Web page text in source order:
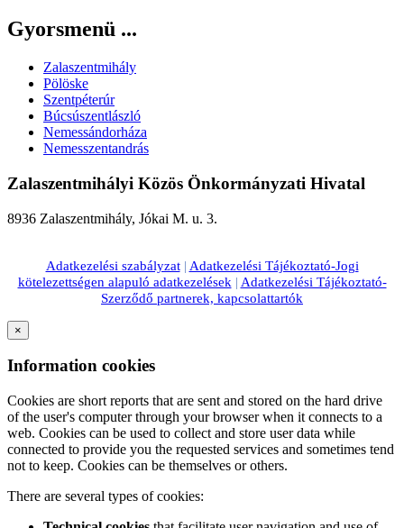
Gyorsmenü ...
Zalaszentmihály
Pölöske
Szentpéterúr
Búcsúszentlászló
Nemessándorháza
Nemesszentandrás
Zalaszentmihályi Közös Önkormányzati Hivatal
8936 Zalaszentmihály, Jókai M. u. 3.
Adatkezelési szabályzat| Adatkezelési Tájékoztató-Jogi
kötelezettségen alapuló adatkezelések | Adatkezelési Tájékoztató-
Szerződő partnerek, kapcsolattartók
×
Information cookies
Cookies are short reports that are sent and stored on the hard drive
of the user's computer through your browser when it connects to a
web. Cookies can be used to collect and store user data while
connected to provide you the requested services and sometimes tend
not to keep. Cookies can be themselves or others.
There are several types of cookies: